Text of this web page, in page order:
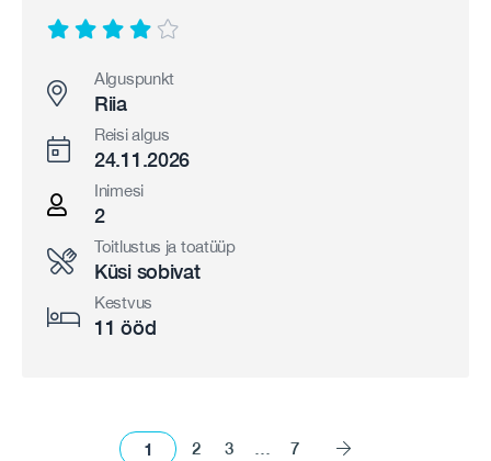
Alguspunkt
Riia
Reisi algus
24.11.2026
Inimesi
2
Toitlustus ja toatüüp
Küsi sobivat
Kestvus
11 ööd
1 2 3 7